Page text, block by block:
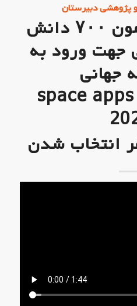
پژوهشی دبیرستان
مصاحبه و آزمون ۷۰۰ دانش
جهت ورود به
جهانی
space